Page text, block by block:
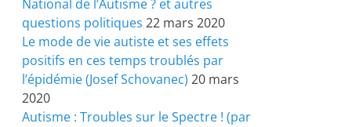
National de l’Autisme ? et autres
questions politiques 22 mars 2020
Le mode de vie autiste et ses effets
positifs en ces temps troublés par
l’épidémie (Josef Schovanec) 20 mars
2020
Autisme : Troubles sur le Spectre ! (par